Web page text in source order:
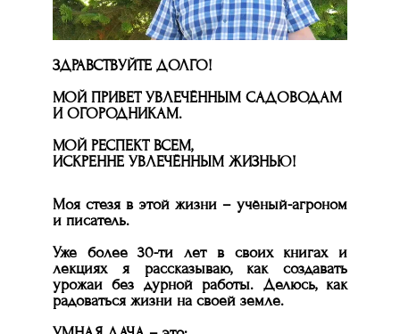
ЗДРАВСТВУЙТЕ ДОЛГО!
МОЙ ПРИВЕТ УВЛЕЧЁННЫМ САДОВОДАМ
И ОГОРОДНИКАМ.
МОЙ РЕСПЕКТ ВСЕМ,
ИСКРЕННЕ УВЛЕЧЁННЫМ ЖИЗНЬЮ!
Моя стезя в этой жизни – учёный-агроном
и писатель.
Уже более 30-ти лет в своих книгах и
лекциях я рассказываю, как создавать
урожаи без дурной работы. Делюсь, как
радоваться жизни на своей земле.